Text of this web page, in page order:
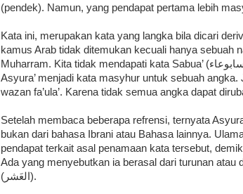
(pendek). Namun, yang pendapat pertama lebih
Kata ini, merupakan kata yang langka bila dicari
kamus Arab tidak ditemukan kecuali hanya sebuah
Muharram. Kita tidak mendapati kata Sabua’ (سابوعاء) yang berarti tujuh, bila kata
Asyura’ menjadi kata masyhur untuk sebuah
wazan fa’ula’. Karena tidak semua angka dapat
Setelah membaca beberapa refrensi, ternyata
bukan dari bahasa Ibrani atau Bahasa lainnya.
pendapat terkait asal penamaan kata tersebut,
Ada yang menyebutkan ia berasal dari turunan atau
(العَشر).